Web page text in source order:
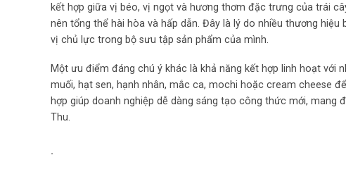
kết hợp giữa vị béo, vị ngọt và hương thơm đặc trưng của trái
nên tổng thể hài hòa và hấp dẫn. Đây là lý do nhiều thương
vị chủ lực trong bộ sưu tập sản phẩm của mình.
Một ưu điểm đáng chú ý khác là khả năng kết hợp linh hoạt với
muối, hạt sen, hạnh nhân, mắc ca, mochi hoặc cream cheese
hợp giúp doanh nghiệp dễ dàng sáng tạo công thức mới, mang
Thu.
.